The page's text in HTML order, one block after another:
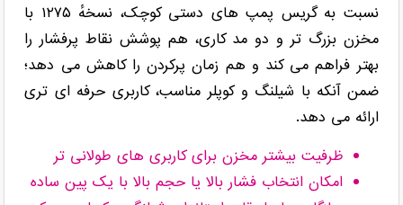
نسبت به گریس پمپ های دستی کوچک، نسخهٔ ۱۲۷۵ با
مخزن بزرگ تر و دو مد کاری، هم پوشش نقاط پرفشار را
بهتر فراهم می کند و هم زمان پرکردن را کاهش می دهد؛
ضمن آنکه با شیلنگ و کوپلر مناسب، کاربری حرفه ای تری
ارائه می دهد.
ظرفیت بیشتر مخزن برای کاربری های طولانی تر
امکان انتخاب فشار بالا یا حجم بالا با یک پین ساده